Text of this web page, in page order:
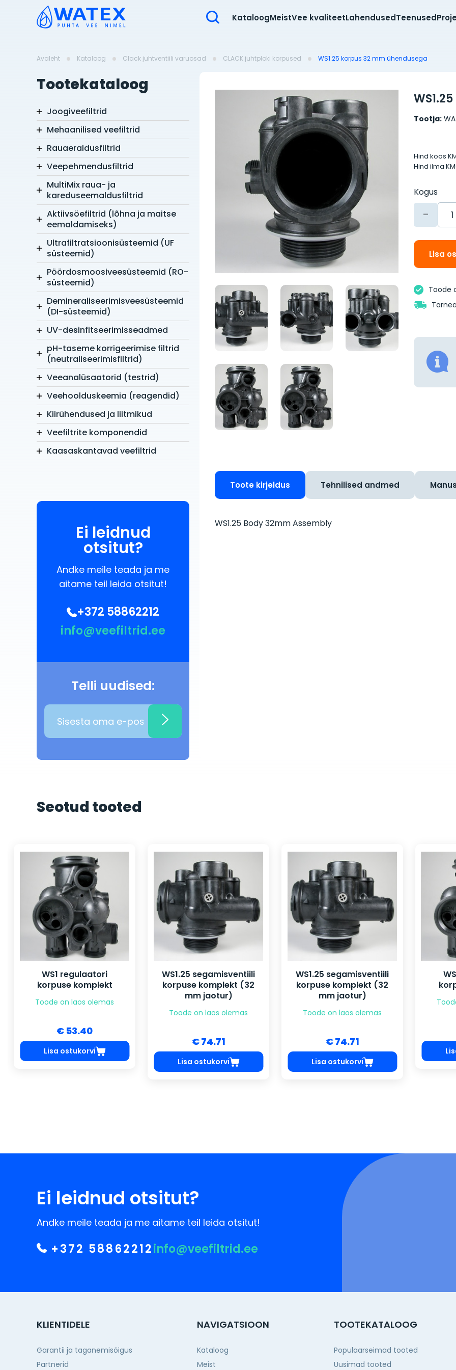
KataloogMeistVee kvaliteetLahendusedTeenused
Avaleht Kataloog Clack juhtventiili varuosad CLACK juhtploki korpused WS1.25 korpus 32 mm ühendusega
Tootekataloog
Joogiveefiltrid
Mehaanilised veefiltrid
Rauaeraldusfiltrid
Veepehmendusfiltrid
MultiMix raua- ja
kareduseemaldusfiltrid
Aktiivsöefiltrid (lõhna ja maitse
eemaldamiseks)
Ultrafiltratsioonisüsteemid (UF
süsteemid)
Pöördosmoosiveesüsteemid (RO-
süsteemid)
Demineraliseerimisveesüsteemid
(DI-süsteemid)
UV-desinfitseerimisseadmed
pH-taseme korrigeerimise filtrid
(neutraliseerimisfiltrid)
Veeanalüsaatorid (testrid)
Veehoolduskeemia (reagendid)
Kiirühendused ja liitmikud
Veefiltrite komponendid
Kaasaskantavad veefiltrid
Ei leidnud
otsitut?
Andke meile teada ja me
aitame teil leida otsitut!
+372 58862212
info@veefiltrid.ee
Telli uudised:
Tootja:
Hind koos
Hind ilma
Kogus
-
Lisa
Toode
Toote kirjeldus Tehnilised andmed
WS1.25 Body 32mm Assembly
Seotud tooted
WS1 regulaatori
korpuse komplekt
Toode on laos olemas
€ 53.40
Lisa ostukorvi
WS1.25 segamisventiili
korpuse komplekt (32
mm jaotur)
Toode on laos olemas
€ 74.71
Lisa ostukorvi
WS1.25 segamisventiili
korpuse komplekt (32
mm jaotur)
Toode on laos olemas
€ 74.71
Lisa ostukorvi
Ei leidnud otsitut?
Andke meile teada ja me aitame teil leida otsitut!
+372 58862212info@veefiltrid.ee
KLIENTIDELE
Garantii ja taganemisõigus
Partnerid
NAVIGATSIOON
Kataloog
Meist
TOOTEKATALOOG
Populaarseimad tooted
Uusimad tooted